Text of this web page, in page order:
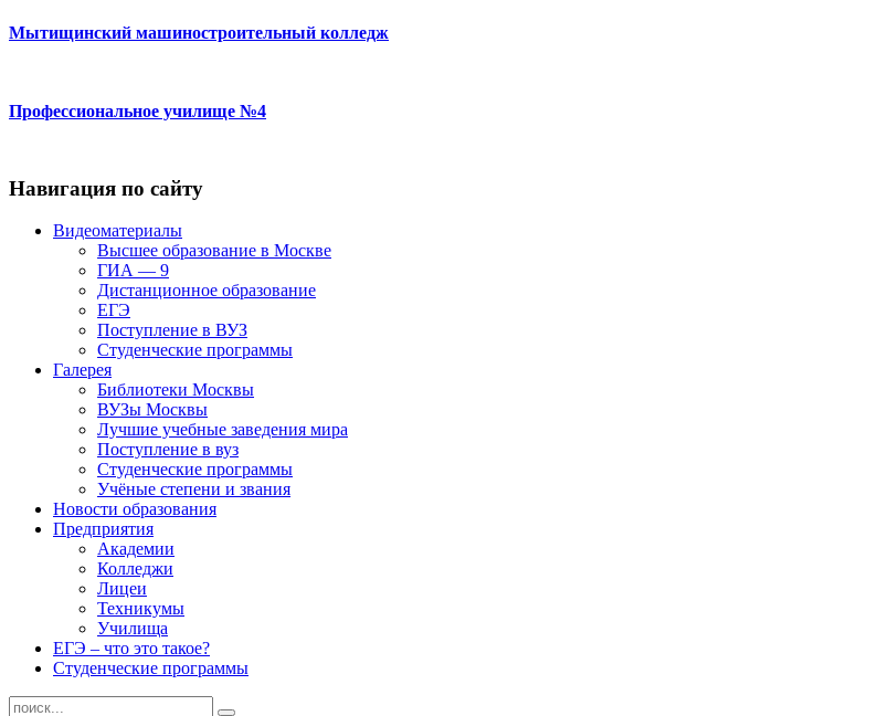
Мытищинский машиностроительный колледж
Профессиональное училище №4
Навигация по сайту
Видеоматериалы
Высшее образование в Москве
ГИА — 9
Дистанционное образование
ЕГЭ
Поступление в ВУЗ
Студенческие программы
Галерея
Библиотеки Москвы
ВУЗы Москвы
Лучшие учебные заведения мира
Поступление в вуз
Студенческие программы
Учёные степени и звания
Новости образования
Предприятия
Академии
Колледжи
Лицеи
Техникумы
Училища
ЕГЭ – что это такое?
Студенческие программы